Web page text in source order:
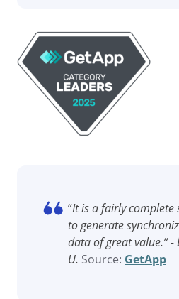
Validation
Training
Service de Personnalisation
Intégration
Cas a Succes
Newsletter “It is a fairly complete
to generate
data of great value.” -
U. Source: GetApp